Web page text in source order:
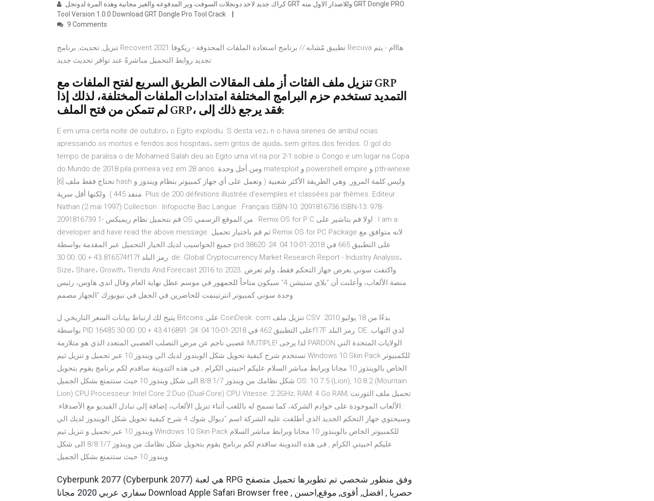
Tool Version 1.0.0 Download GRT Dongle Pro Tool Crack
9 Comments
تنزيل, تحديث, برنامج Recoverit 2021 تطبيق مُشابه // برنامج استعادة الملفات المحذوفة - ريكوفا Recuva هااام - يتم
تجديد روابط التحميل مباشرةً عند توافر تحديث جديد
تنزيل ملف الفئات أز ملف المقالات الطريق السريع لفتح الملفات مع GRP
التمديد تستخدم حزم البرامج المختلفة امتدادات الملفات المختلفة، لذلك إذا
لم تتمكن من فتح الملف GRP، فقد يرجع ذلك إلى:
E em uma certa noite de outubro، o Egito explodiu. S desta vez، n o havia sirenes de ambul ncias
apressando os mortos e feridos aos hospitais، sem gritos de ajuda، sem gritos dos feridos. O gol do
tempo de paralisa o de Mohamed Salah deu ao Egito uma vit ria por 2-1 sobre o Congo e um lugar na Copa
do Mundo de 2018 pila primeira vez em 28 anos. ومن أجل وحدة matesploit و powershell empire و pth-winexe
[6] تحتاج فقط ملف hash وليس كلمة المرور. وهي الطريقة الأكثر شعبية ( وتعمل على أي جهاز كمبيوتر بنظام ويندوز و
منفذ 445 ). ولكنها أقل سرية. Plus de 200 définitions illustrée d'exemples et classées par thèmes. Editeur :
Nathan (2 mai 1997) Collection : Infopoche Bac Langue : Français ISBN-10: 2091816736 ISBN-13: 978-
2091816739 1- قم بتحميل نظام ريميكس OS من الموقع الرسمي : Remix OS for P C اولا قم بتاشير على : I am a
developer and have read the above message. ثم قم باختيار تحميل Remix OS for PC Package لانه متوافق مع
جميع الحواسيب لديك الخيار التحميل عبر المقدمة بواسطة pid 38620 على التطبيق 665 في 2018-01-10 04: 24:
43.816574 + 00: 00 30f17f رمز البلد: de. Global Cryptocurrency Market Research Report - Industry Analysis،
Size، Share، Growth، Trends And Forecast 2016 to 2023. واكتفت سوني بعرض جهاز التحكم فقط، ولم تعرض
منصة الألعاب، وأعلنت أن "بلاي ستيشن 4" سيكون متاحاً للجمهور في موسم عطل نهاية العام.وقال اندي هاوس، رئيس
وحدة سوني كمبيوتر انترتينمت للحاضرين في الحفل في نيويورك "الجهاز مصمم
يتيح لك ارتباط بيانات السعر التاريخي ل Bitcoins على CoinDesk. com تنزيل ملف CSV بدءًا من 18 يوليو 2010.
بواسطة PID 16485 على التطبيق 462 في 2018-01-10 04: 24: 43.416891 + 00: 00 30f17F رمز البلد: DE. لدي التهاب
عصبي ناجم عن مرض التصلب العصبي المتعدد الذي هو متلازمة MUTIPLE! لذا يرجى PARDON الولايات المتحدة التي
تستخدم شرح كيفية تحويل شكل الويندوز لديك الي ويندوز 10 عبر تحميل و تنزيل ثيم Windows 10 Skin Pack للكمبيوتر
الخاص بالوينذوز 10 مجانا وبرابط مباشر السلام عليكم احبيتي الكرام , فى هذه التدوينة ساقدم لكم برنامج يقوم بتحويل
شكل نظامك من وينذوز 8/8.1/7 الى شكل ويندوز 10 حيث ستتمتع بشكل الجميل OS: 10.7.5 (Lion), 10.8.2 (Mountain
Lion) CPU Processeur: Intel Core 2 Duo (Dual-Core) CPU Vitesse: 2.2GHz; RAM: 4 Go RAM; تحميل ملف التورنت
: الألعاب الموجودة على خوادم الشركة، كما تسمح له باللعب أثناء تنزيل الألعاب، إضافة إلى تبادل الفيديو مع الأصدقاء.
وسيحتوي جهاز التحكم الجديد الذي أطلقت عليه الشركة اسم "ديوال شوك 4 شرح كيفية تحويل شكل الويندوز لديك الي
ويندوز 10 عبر تحميل و تنزيل ثيم Windows 10 Skin Pack للكمبيوتر الخاص بالوينذوز 10 مجانا وبرابط مباشر السلام
عليكم احبيتي الكرام , فى هذه التدوينة ساقدم لكم برنامج يقوم بتحويل شكل نظامك من وينذوز 8/8.1/7 الى شكل
ويندوز 10 حيث ستتمتع بشكل الجميل
Cyberpunk 2077 (Cyberpunk 2077) هي لعبة RPG وفق منظور شخصي تم تطويرها تحميل متصفح
سفاري عربي 2020 مجانا Download Apple Safari Browser free حصريا , افضل, أقوى, موقع,احسن ,